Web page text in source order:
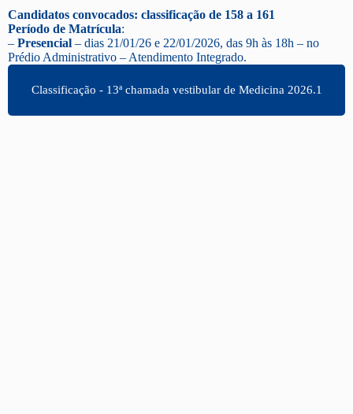
Candidatos convocados: classificação de 158 a 161
Período de Matrícula:
– Presencial – dias 21/01/26 e 22/01/2026, das 9h às 18h – no
Prédio Administrativo – Atendimento Integrado.
Classificação - 13ª chamada vestibular de Medicina 2026.1